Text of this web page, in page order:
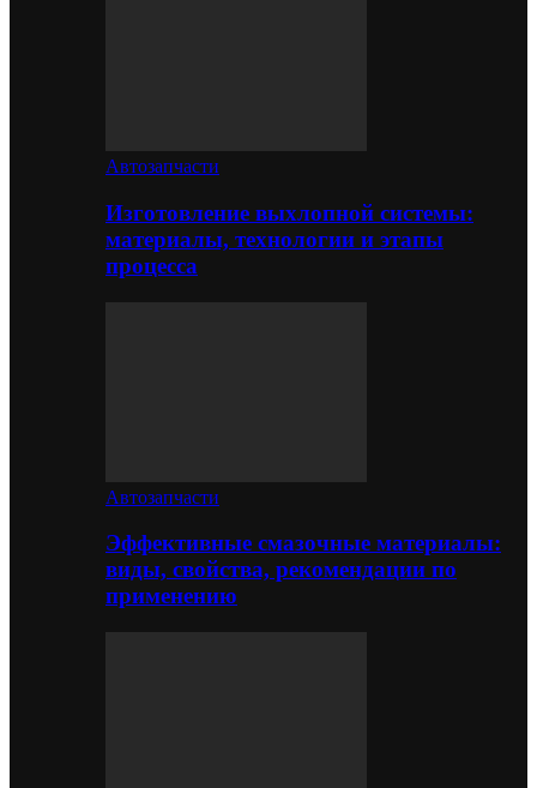
Автозапчасти
Изготовление выхлопной системы:
материалы, технологии и этапы
процесса
Автозапчасти
Эффективные смазочные материалы:
виды, свойства, рекомендации по
применению